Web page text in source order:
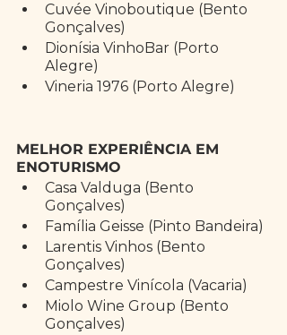
Cuvée Vinoboutique (Bento
Gonçalves)
Dionísia VinhoBar (Porto
Alegre)
Vineria 1976 (Porto Alegre)
MELHOR EXPERIÊNCIA EM
ENOTURISMO
Casa Valduga (Bento
Gonçalves)
Família Geisse (Pinto Bandeira)
Larentis Vinhos (Bento
Gonçalves)
Campestre Vinícola (Vacaria)
Miolo Wine Group (Bento
Gonçalves)